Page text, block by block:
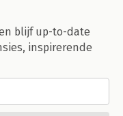
blijf up-to-date
inspirerende